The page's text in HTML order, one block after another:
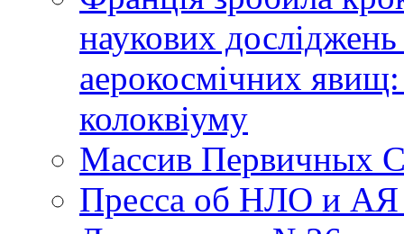
наукових
аерокосмічних
колоквіуму
Массив Первичных
Пресса об НЛО и